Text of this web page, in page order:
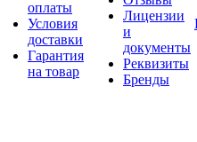
оплаты
Условия
доставки
Гарантия
на товар
Лицензии
и
документы
Реквизиты
Бренды